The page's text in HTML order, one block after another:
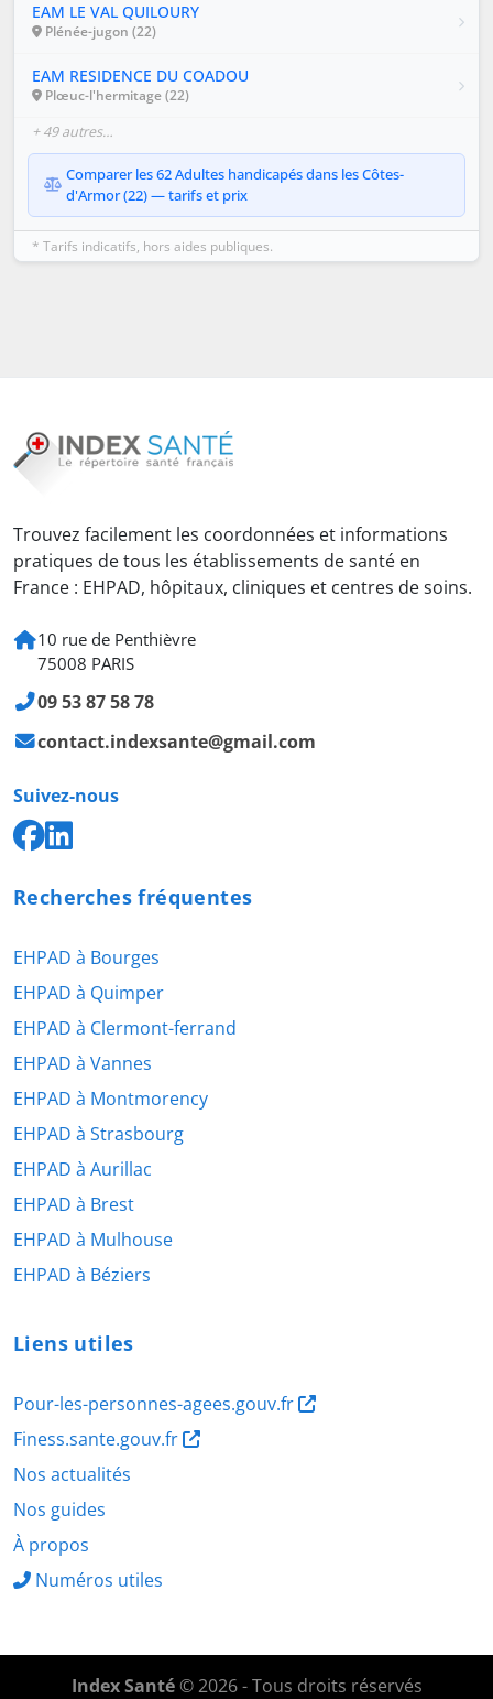
EAM LE VAL QUILOURY
Plénée-jugon (22)
EAM RESIDENCE DU COADOU
Plœuc-l'hermitage (22)
+ 49 autres…
Comparer les 62 Adultes handicapés dans les Côtes-
d'Armor (22) — tarifs et prix
* Tarifs indicatifs, hors aides publiques.
Trouvez facilement les coordonnées et informations
pratiques de tous les établissements de santé en
France : EHPAD, hôpitaux, cliniques et centres de soins.
10 rue de Penthièvre
75008 PARIS
09 53 87 58 78
contact.indexsante@gmail.com
Suivez-nous
Recherches fréquentes
EHPAD à Bourges
EHPAD à Quimper
EHPAD à Clermont-ferrand
EHPAD à Vannes
EHPAD à Montmorency
EHPAD à Strasbourg
EHPAD à Aurillac
EHPAD à Brest
EHPAD à Mulhouse
EHPAD à Béziers
Liens utiles
Pour-les-personnes-agees.gouv.fr
Finess.sante.gouv.fr
Nos actualités
Nos guides
À propos
Numéros utiles
Index Santé© 2026 - Tous droits réservés